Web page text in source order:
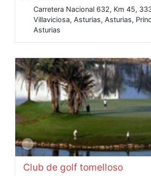
Carretera Nacional 632, Km 45,
Villaviciosa, Asturias, Asturias,
Asturias
Club de golf tomelloso